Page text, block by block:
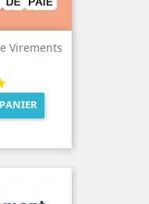
Virements